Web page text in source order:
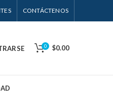
CONTÁCTENOS
0 $0.00